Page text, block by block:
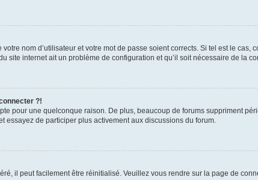
nom d’utilisateur et votre mot de passe soient corrects. Si tel est le cas,
internet ait un problème de configuration et qu’il soit nécessaire de la
?!
pour une quelconque raison. De plus, beaucoup de forums suppriment
de participer plus activement aux discussions du forum.
il peut facilement être réinitialisé. Veuillez vous rendre sur la page de